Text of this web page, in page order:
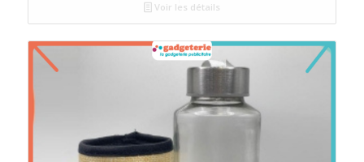
Voir les détails